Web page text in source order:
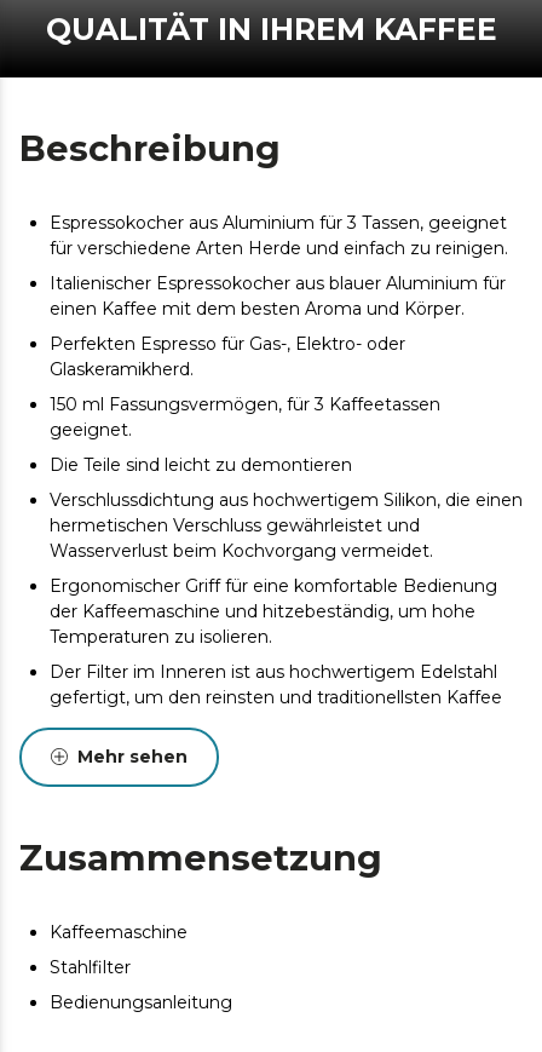
QUALITÄT IN IHREM KAFFEE
Beschreibung
Espressokocher aus Aluminium für 3 Tassen, geeignet
für verschiedene Arten Herde und einfach zu reinigen.
Italienischer Espressokocher aus blauer Aluminium für
einen Kaffee mit dem besten Aroma und Körper.
Perfekten Espresso für Gas-, Elektro- oder
Glaskeramikherd.
150 ml Fassungsvermögen, für 3 Kaffeetassen
geeignet.
Die Teile sind leicht zu demontieren
Verschlussdichtung aus hochwertigem Silikon, die einen
hermetischen Verschluss gewährleistet und
Wasserverlust beim Kochvorgang vermeidet.
Ergonomischer Griff für eine komfortable Bedienung
der Kaffeemaschine und hitzebeständig, um hohe
Temperaturen zu isolieren.
Der Filter im Inneren ist aus hochwertigem Edelstahl
gefertigt, um den reinsten und traditionellsten Kaffee
zu erhalten.
Zur weiteren Vorbeugung verfügt es über ein
Sicherheitsventil, das den Grenzwert des
Mehr sehen
Zusammensetzung
Kaffeemaschine
Stahlfilter
Bedienungsanleitung